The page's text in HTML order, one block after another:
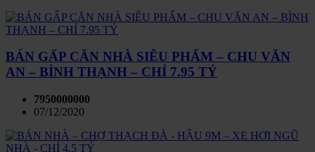
BÁN GẤP CĂN NHÀ SIÊU PHẨM – CHU VĂN
AN – BÌNH THẠNH – CHỈ 7.95 TỶ
7950000000
07/12/2020